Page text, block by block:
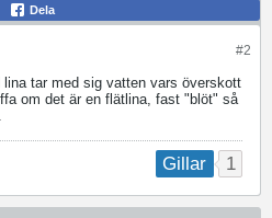
Dela
#2
tar med sig vatten vars överskott
om det är en flätlina, fast "blöt" så
Gillar 1